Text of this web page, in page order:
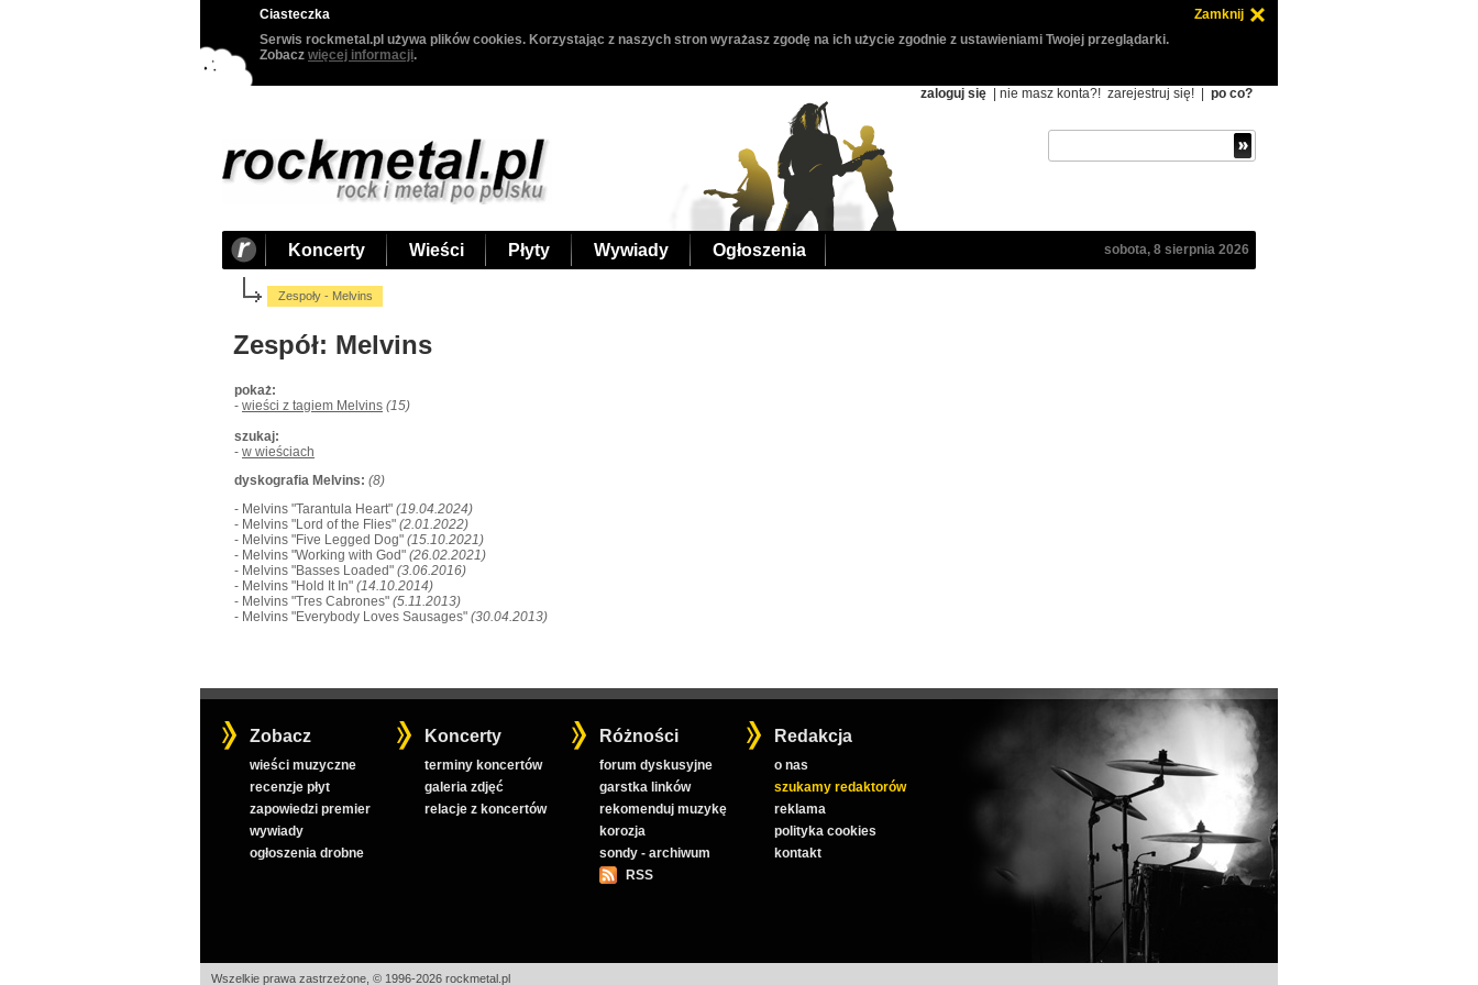
Ciasteczka
Zamknij
Serwis rockmetal.pl używa plików cookies. Korzystając z naszych stron wyrażasz zgodę na ich użycie zgodnie z ustawieniami Twojej przeglądarki.
Zobacz więcej informacji.
zaloguj się | nie masz konta?! zarejestruj się! po co?
Koncerty Wieści Płyty Wywiady Ogłoszenia sobota, 8 sierpnia 2026
Zespoły - Melvins
Zespół: Melvins
pokaż:
- wieści z tagiem Melvins (15)
szukaj:
- w wieściach
dyskografia Melvins: (8)
- Melvins "Tarantula Heart" (19.04.2024)
- Melvins "Lord of the Flies" (2.01.2022)
- Melvins "Five Legged Dog" (15.10.2021)
- Melvins "Working with God" (26.02.2021)
- Melvins "Basses Loaded" (3.06.2016)
- Melvins "Hold It In" (14.10.2014)
- Melvins "Tres Cabrones" (5.11.2013)
- Melvins "Everybody Loves Sausages" (30.04.2013)
Zobacz
wieści muzyczne
recenzje płyt
zapowiedzi premier
wywiady
ogłoszenia drobne
Koncerty
terminy koncertów
galeria zdjęć
relacje z koncertów
Różności
forum dyskusyjne
garstka linków
rekomenduj muzykę
korozja
sondy - archiwum
RSS
Redakcja
o nas
szukamy redaktorów
reklama
polityka cookies
kontakt
Wszelkie prawa zastrzeżone, © 1996-2026 rockmetal.pl